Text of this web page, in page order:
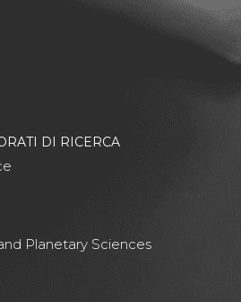
DI RICERCA
Planetary Sciences